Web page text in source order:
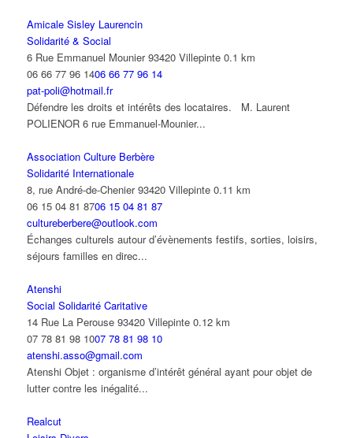
Amicale Sisley Laurencin
Solidarité & Social
6 Rue Emmanuel Mounier 93420 Villepinte 0.1 km
06 66 77 96 1406 66 77 96 14
pat-poli@hotmail.fr
Défendre les droits et intérêts des locataires. M. Laurent
POLIENOR 6 rue Emmanuel-Mounier...
Association Culture Berbère
Solidarité Internationale
8, rue André-de-Chenier 93420 Villepinte 0.11 km
06 15 04 81 8706 15 04 81 87
cultureberbere@outlook.com
Échanges culturels autour d’évènements festifs, sorties, loisirs,
séjours familles en direc...
Atenshi
Social Solidarité Caritative
14 Rue La Perouse 93420 Villepinte 0.12 km
07 78 81 98 1007 78 81 98 10
atenshi.asso@gmail.com
Atenshi Objet : organisme d’intérêt général ayant pour objet de
lutter contre les inégalité...
Realcut